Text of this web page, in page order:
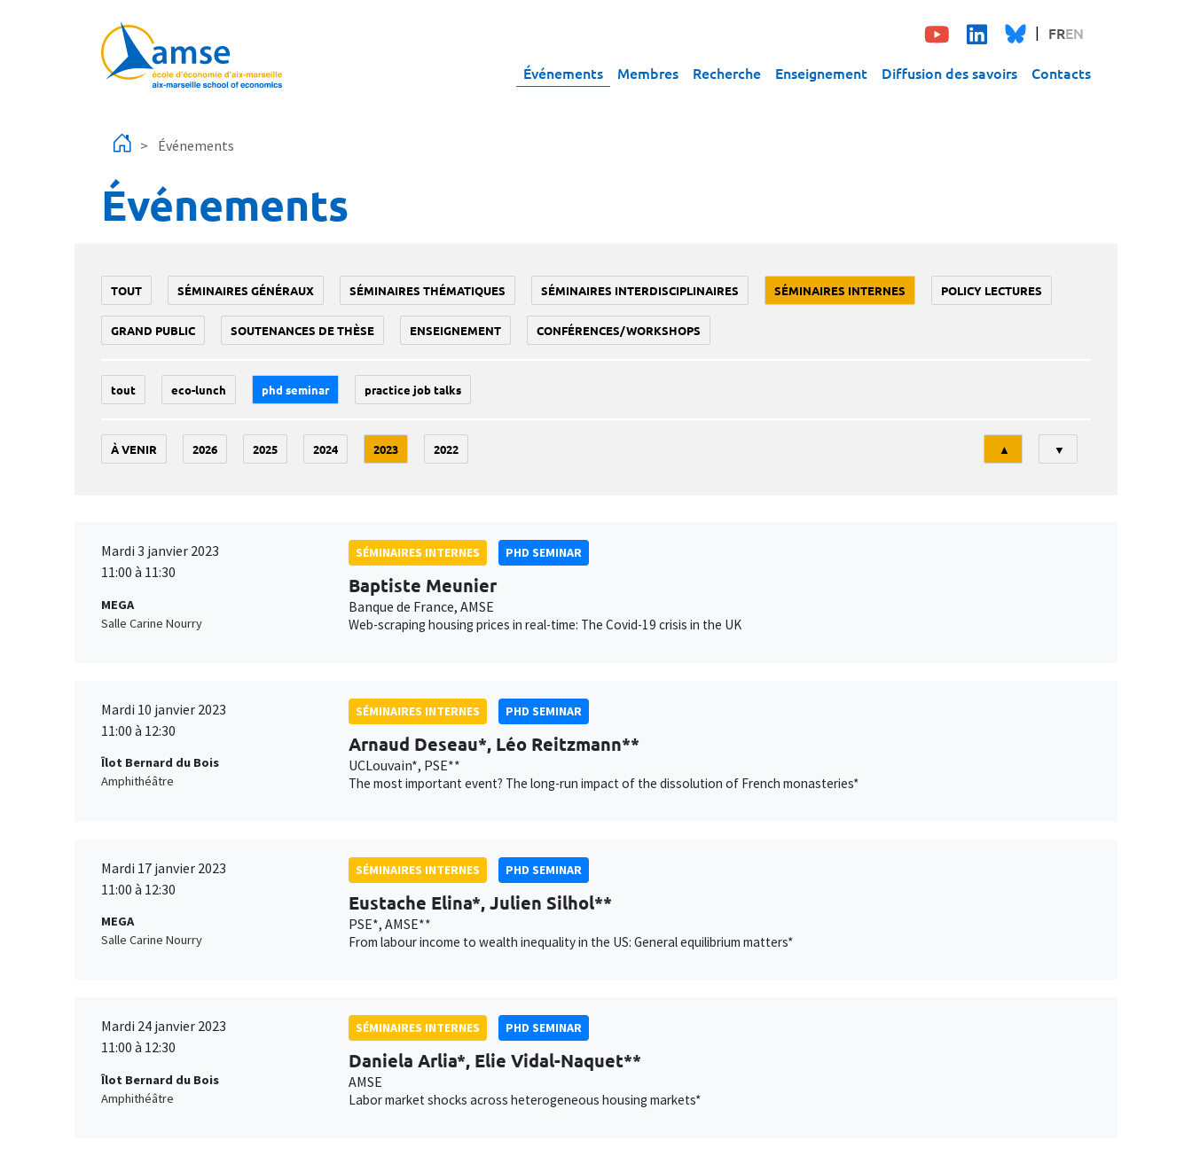
FREN
Événements Membres Recherche Enseignement Diffusion des savoirs Contacts
Événements
Événements
TOUT SÉMINAIRES GÉNÉRAUX SÉMINAIRES THÉMATIQUES SÉMINAIRES INTERDISCIPLINAIRES SÉMINAIRES INTERNES POLICY LECTURES
GRAND PUBLIC SOUTENANCES DE THÈSE ENSEIGNEMENT CONFÉRENCES/WORKSHOPS
tout eco-lunch phd seminar practice job talks
À VENIR 2026 2025 2024 2023 2022
Tri
▲ ▼
Mardi 3 janvier 2023
11:00 à 11:30
MEGA
Salle Carine Nourry
SÉMINAIRES INTERNES PHD SEMINAR
Baptiste Meunier
Banque de France, AMSE
Web-scraping housing prices in real-time: The Covid-19 crisis in the UK
Mardi 10 janvier 2023
11:00 à 12:30
Îlot Bernard du Bois
Amphithéâtre
SÉMINAIRES INTERNES PHD SEMINAR
Arnaud Deseau*, Léo Reitzmann**
UCLouvain*, PSE**
The most important event? The long-run impact of the dissolution of French monasteries*
Mardi 17 janvier 2023
11:00 à 12:30
MEGA
Salle Carine Nourry
SÉMINAIRES INTERNES PHD SEMINAR
Eustache Elina*, Julien Silhol**
PSE*, AMSE**
From labour income to wealth inequality in the US: General equilibrium matters*
Mardi 24 janvier 2023
11:00 à 12:30
Îlot Bernard du Bois
Amphithéâtre
SÉMINAIRES INTERNES PHD SEMINAR
Daniela Arlia*, Elie Vidal-Naquet**
AMSE
Labor market shocks across heterogeneous housing markets*